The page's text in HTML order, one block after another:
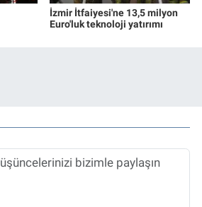
İzmir İtfaiyesi'ne 13,5 milyon
Euro'luk teknoloji yatırımı